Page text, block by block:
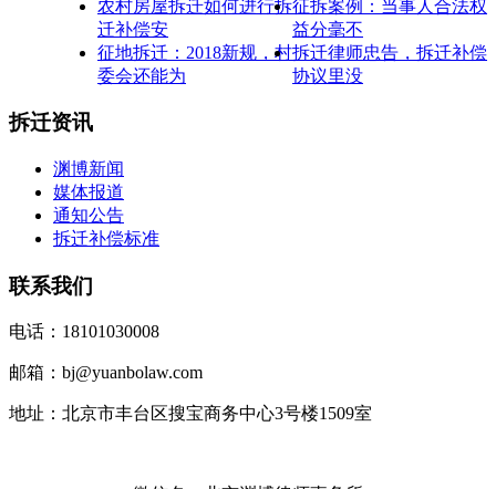
农村房屋拆迁如何进行拆
迁补偿安
征拆案例：当事人合法权
益分毫不
征地拆迁：2018新规，村
委会还能为
拆迁律师忠告，拆迁补偿
协议里没
拆迁资讯
渊博新闻
媒体报道
通知公告
拆迁补偿标准
联系我们
电话：18101030008
邮箱：bj@yuanbolaw.com
地址：北京市丰台区搜宝商务中心3号楼1509室